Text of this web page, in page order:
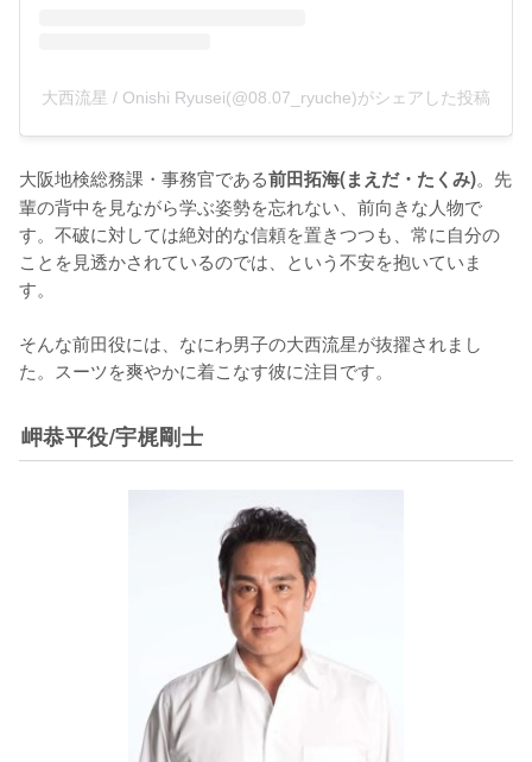
大西流星 / Onishi Ryusei(@08.07_ryuche)がシェアした投稿
大阪地検総務課・事務官である前田拓海(まえだ・たくみ)。先
輩の背中を見ながら学ぶ姿勢を忘れない、前向きな人物で
す。不破に対しては絶対的な信頼を置きつつも、常に自分の
ことを見透かされているのでは、という不安を抱いていま
す。
そんな前田役には、なにわ男子の大西流星が抜擢されまし
た。スーツを爽やかに着こなす彼に注目です。
岬恭平役/宇梶剛士